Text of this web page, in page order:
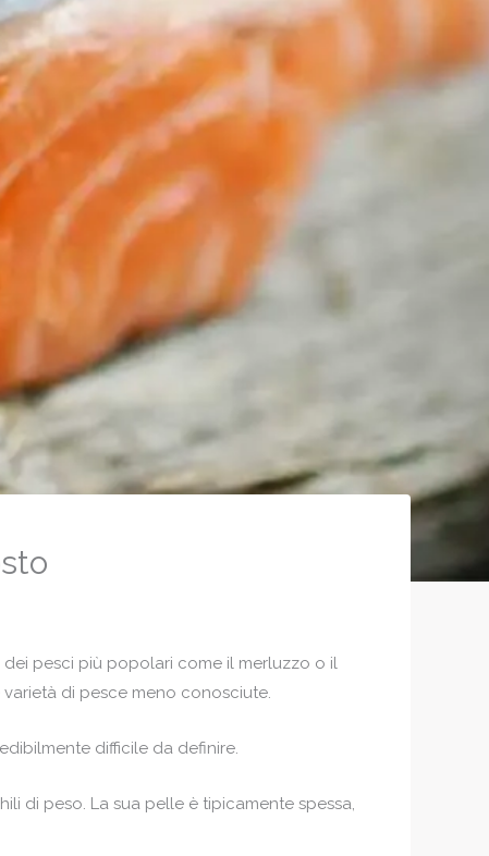
pesci più popolari come il merluzzo o il
di pesce meno conosciute.
difficile da definire.
di peso. La sua pelle è tipicamente spessa,